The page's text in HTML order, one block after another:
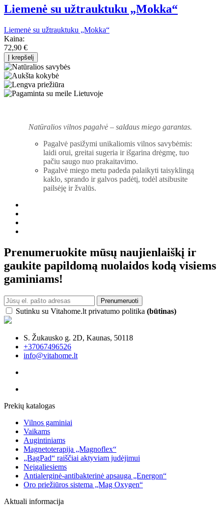
Liemenė su užtrauktuku „Mokka“
Liemenė su užtrauktuku „Mokka“
Kaina:
72,90 €
Į krepšelį
Natūralios vilnos pagalvė – saldaus miego garantas.
Pagalvė pasižymi unikaliomis vilnos savybėmis:
laidi orui, greitai sugeria ir išgarina drėgmę, tuo
pačiu saugo nuo prakaitavimo.
Pagalvė miego metu padeda palaikyti taisyklingą
kaklo, sprando ir galvos padėtį, todėl atsibusite
pailsėję ir žvalūs.
Prenumeruokite mūsų naujienlaiškį ir
gaukite papildomą nuolaidos kodą visiems
gaminiams!
Prenumeruoti
Sutinku su Vitahome.lt privatumo politika (būtinas)
S. Žukausko g. 2D, Kaunas, 50118
+37067496526
info@vitahome.lt
Prekių katalogas
Vilnos gaminiai
Vaikams
Augintiniams
Magnetoterapija „Magnoflex“
„BagPad“ raiščiai aktyviam judėjimui
Neįgaliesiems
Antialerginė-antibakterinė apsauga „Energon“
Oro priežiūros sistema „Mag Oxygen“
Aktuali informacija